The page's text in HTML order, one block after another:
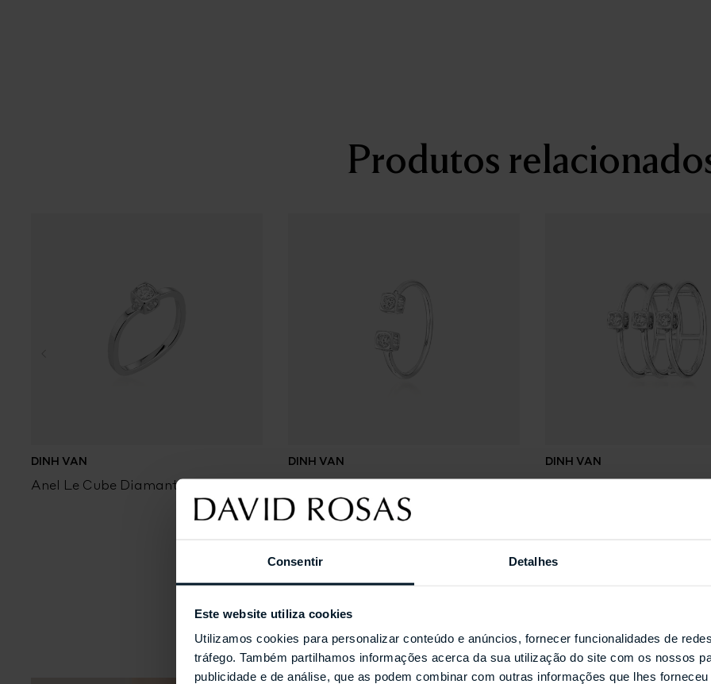
Consentir Detalhes
Este website utiliza cookies
Utilizamos cookies para personalizar conteúdo e anúncios, fornecer funcionalidades de
tráfego. Também partilhamos informações acerca da sua utilização do site com os nossos
publicidade e de análise, que as podem combinar com outras informações que lhes
Produtos
DINH VAN
Anel Le Cube Diamant
DINH VAN
Anel Le Cube Diamant
DINH VAN
Anel Le Cube Diamant
Coleções